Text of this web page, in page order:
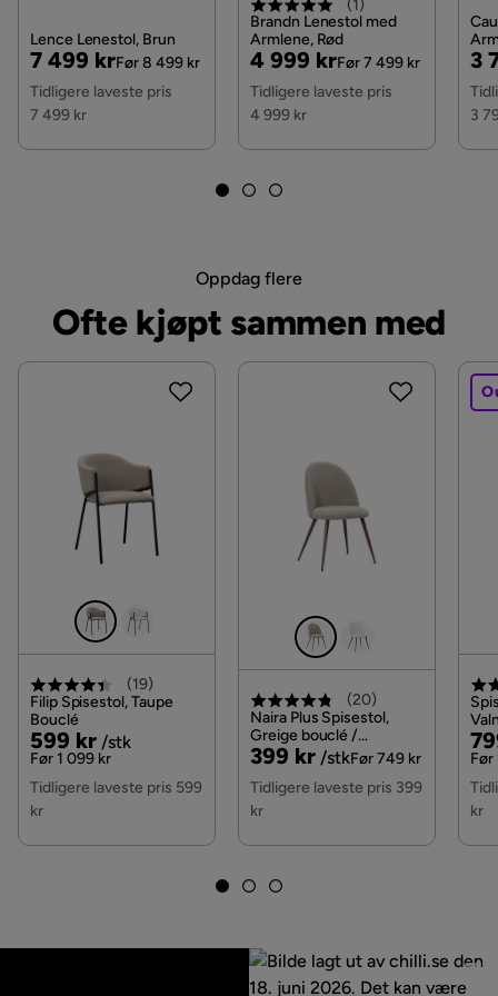
Øvrig
Fargenavn
Serie
Lence Lenestol, Brun
Pris
7 499 kr
Original
Pris
Før 8 499 kr
Tidligere laveste pris
7 499 kr
(1)
Brandn Lenestol med
Armlene, Rød
Pris
4 999 kr
Original
Pris
Før 7 499 kr
Tidligere laveste pris
4 999 kr
3
3
Oppdag flere
Ofte kjøpt sammen med
(19)
Filip Spisestol, Taupe
Bouclé
Pris
599 kr /stk
Original
Pris
Før 1 099 kr
Tidligere laveste pris 599
kr
(20)
Naira Plus Spisestol,
Greige bouclé /
Metallben valnøtt
Pris
399 kr /stk
Original
Pris
Før 749 kr
Tidligere laveste pris 399
kr
Før
kr